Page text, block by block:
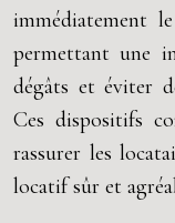
immédiatement
permettant une
dégâts et éviter
Ces dispositifs
rassurer les
locatif sûr et